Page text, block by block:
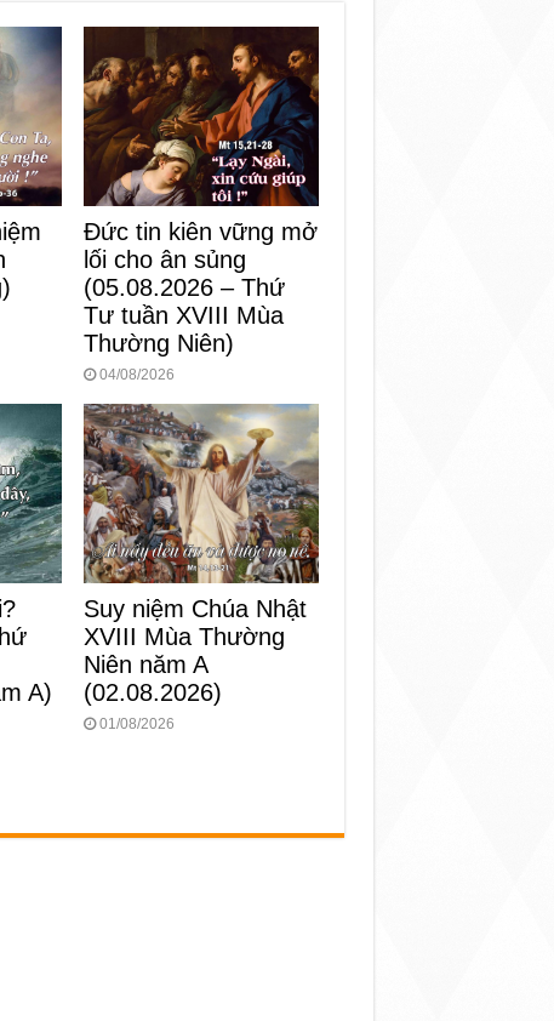
Đức tin kiên vững mở
lối cho ân sủng
(05.08.2026 – Thứ
Tư tuần XVIII Mùa
Thường Niên)
04/08/2026
A)
Suy niệm Chúa Nhật
XVIII Mùa Thường
Niên năm A
(02.08.2026)
01/08/2026